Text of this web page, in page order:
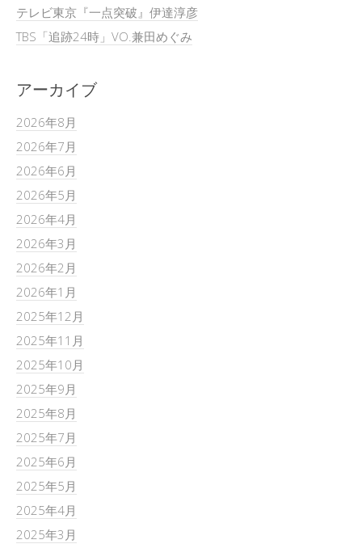
テレビ東京『一点突破』伊達淳彦
TBS「追跡24時」VO.兼田めぐみ
アーカイブ
2026年8月
2026年7月
2026年6月
2026年5月
2026年4月
2026年3月
2026年2月
2026年1月
2025年12月
2025年11月
2025年10月
2025年9月
2025年8月
2025年7月
2025年6月
2025年5月
2025年4月
2025年3月